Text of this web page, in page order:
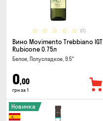
(0)
Вино Movimento Trebbiano IGT
Rubicone 0.75л
Белое, Полусладкое, 9.5°
0,00
грн за 1
Новинка